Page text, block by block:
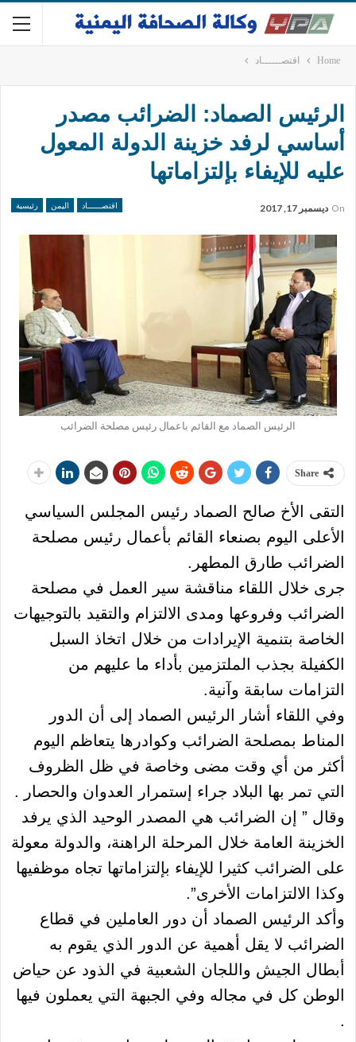
Home اقتصــــــاد
الرئيس الصماد: الضرائب مصدر
أساسي لرفد خزينة الدولة المعول
عليه للإيفاء بإلتزاماتها
اقتصــــــاد اليمن رئيسية On ديسمبر 17, 2017
الرئيس الصماد مع القائم باعمال رئيس مصلحة الضرائب
Share
التقى الأخ صالح الصماد رئيس المجلس السياسي
الأعلى اليوم بصنعاء القائم بأعمال رئيس مصلحة
الضرائب طارق المطهر.
جرى خلال اللقاء مناقشة سير العمل في مصلحة
الضرائب وفروعها ومدى الالتزام والتقيد بالتوجيهات
الخاصة بتنمية الإيرادات من خلال اتخاذ السبل
الكفيلة بجذب الملتزمين بأداء ما عليهم من
التزامات سابقة وآنية.
وفي اللقاء أشار الرئيس الصماد إلى أن الدور
المناط بمصلحة الضرائب وكوادرها يتعاظم اليوم
أكثر من أي وقت مضى وخاصة في ظل الظروف
التي تمر بها البلاد جراء إستمرار العدوان والحصار .
وقال ” إن الضرائب هي المصدر الوحيد الذي يرفد
الخزينة العامة خلال المرحلة الراهنة، والدولة معولة
على الضرائب كثيرا للإيفاء بإلتزاماتها تجاه موظفيها
وكذا الالتزامات الأخرى”.
وأكد الرئيس الصماد أن دور العاملين في قطاع
الضرائب لا يقل أهمية عن الدور الذي يقوم به
أبطال الجيش واللجان الشعبية في الذود عن حياض
الوطن كل في مجاله وفي الجبهة التي يعملون فيها
.